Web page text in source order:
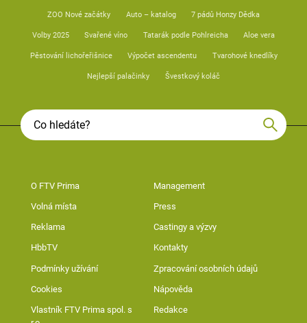
ZOO Nové začátky Auto – katalog 7 pádů Honzy Dědka
Volby 2025 Svařené víno Tatarák podle Pohlreicha Aloe vera
Pěstování lichořeřišnice Výpočet ascendentu Tvarohové knedlíky
Nejlepší palačinky Švestkový koláč
O FTV Prima Management
Volná místa Press
Reklama Castingy a výzvy
HbbTV Kontakty
Podmínky užívání Zpracování osobních údajů
Cookies Nápověda
Vlastník FTV Prima spol. s
Redakce